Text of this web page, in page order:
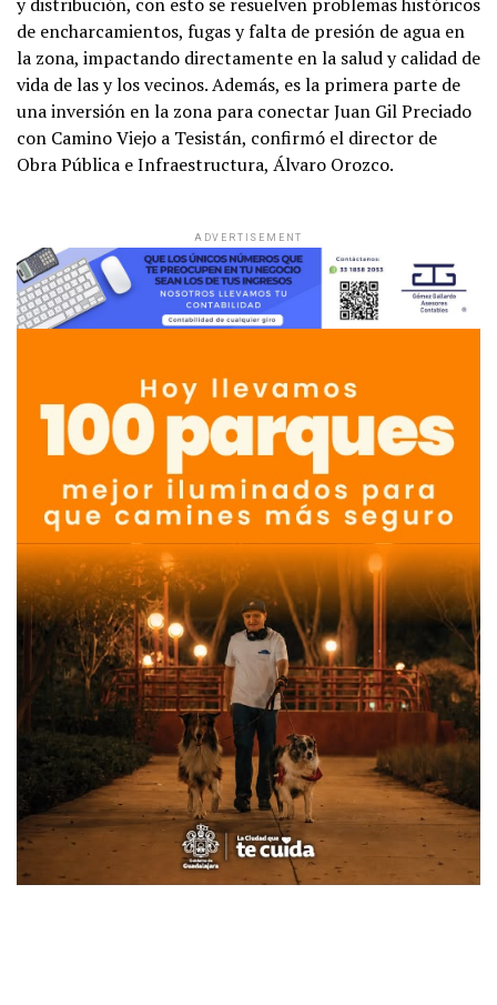
y distribución, con esto se resuelven problemas históricos
de encharcamientos, fugas y falta de presión de agua en
la zona, impactando directamente en la salud y calidad de
vida de las y los vecinos. Además, es la primera parte de
una inversión en la zona para conectar Juan Gil Preciado
con Camino Viejo a Tesistán, confirmó el director de
Obra Pública e Infraestructura, Álvaro Orozco.
ADVERTISEMENT